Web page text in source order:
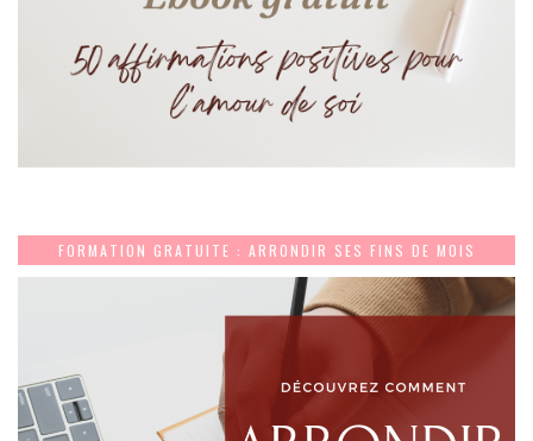
FORMATION GRATUITE : ARRONDIR SES FINS DE MOIS